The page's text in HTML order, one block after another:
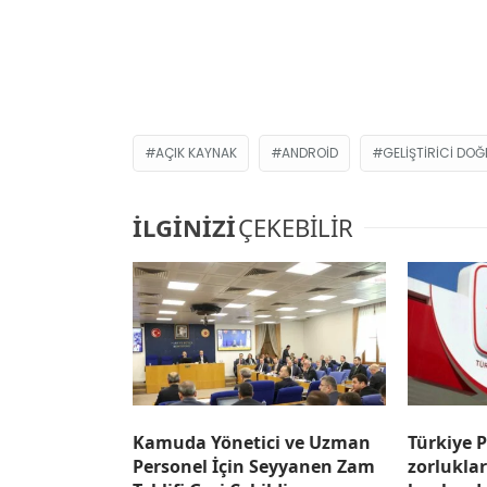
AÇIK KAYNAK ANDROID GELIŞTIRICI
İLGİNİZİÇEKEBİLİR
Kamuda Yönetici ve Uzman
Personel İçin Seyyanen Zam
Türkiye